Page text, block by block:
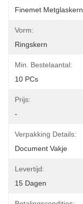
Finemet Metglaskern
Vorm:
Ringskern
Min. Bestelaantal:
10 PCs
Prijs:
-
Verpakking Details:
Document Vakje
Levertijd:
15 Dagen